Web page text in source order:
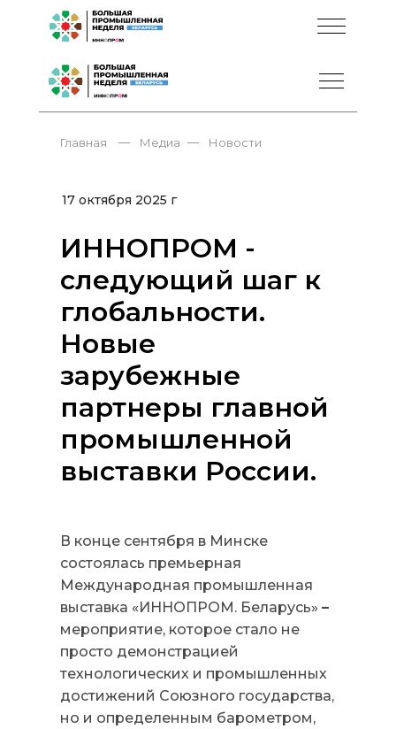
Главная Новости
— Медиа —
17 октября 2025 г
ИННОПРОМ -
следующий шаг к
глобальности.
Новые
зарубежные
партнеры главной
промышленной
выставки России.
В конце сентября в Минске
состоялась премьерная
Международная промышленная
выставка «ИННОПРОМ. Беларусь» –
мероприятие, которое стало не
просто демонстрацией
технологических и промышленных
достижений Союзного государства,
но и определенным барометром,